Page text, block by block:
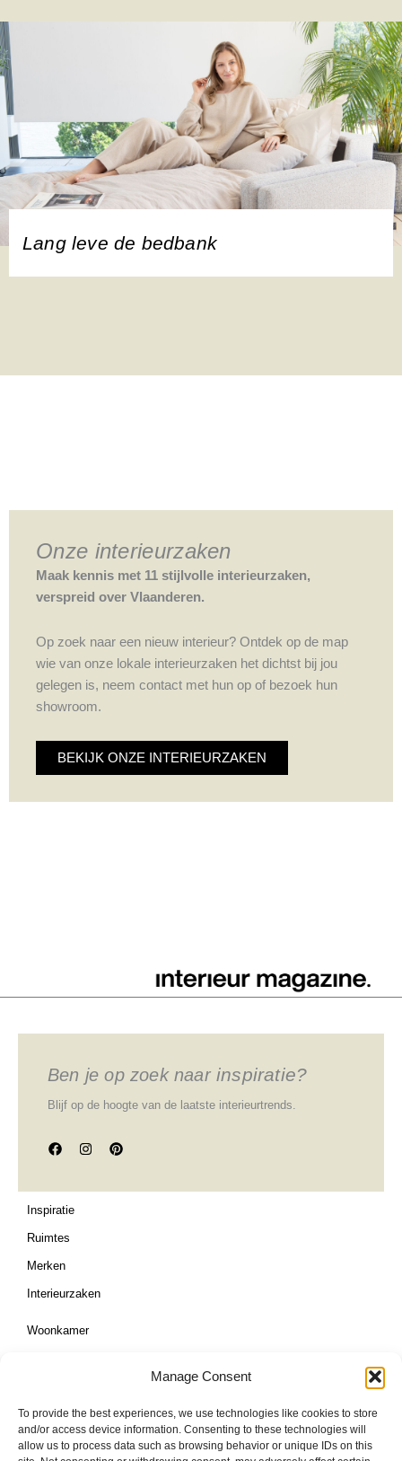
Manage Consent
To provide the best experiences, we use technologies like cookies to store
and/or access device information. Consenting to these technologies will
allow us to process data such as browsing behavior or unique IDs on this
Lang leve de bedbank
Onze interieurzaken
Maak kennis met 11 stijlvolle interieurzaken,
verspreid over Vlaanderen.
Op zoek naar een nieuw interieur? Ontdek op de map
wie van onze lokale interieurzaken het dichtst bij jou
gelegen is, neem contact met hun op of bezoek hun
showroom.
BEKIJK ONZE INTERIEURZAKEN
Ben je op zoek naar inspiratie?
Blijf op de hoogte van de laatste interieurtrends.
F
a
b
o
k
I
n
a
P
i
e
Inspiratie
Ruimtes
Merken
Interieurzaken
Woonkamer
Kinderkamer
Bureau/ Kantoor